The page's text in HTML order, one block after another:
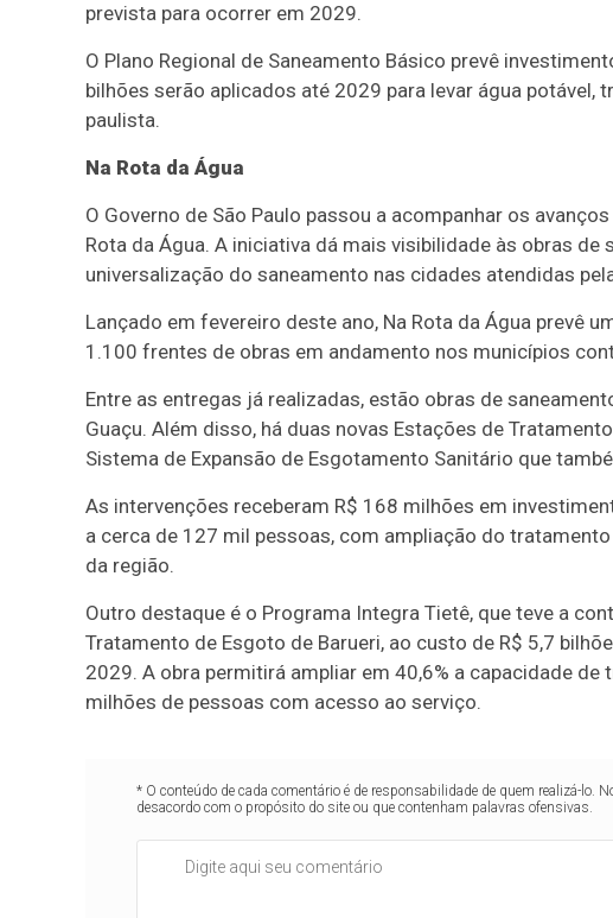
prevista para ocorrer em 2029.
O Plano Regional de Saneamento Básico prevê
bilhões serão aplicados até 2029 para levar água
paulista.
Na Rota da Água
O Governo de São Paulo passou a acompanhar os
Rota da Água. A iniciativa dá mais visibilidade às obras
universalização do saneamento nas cidades atendidas
Lançado em fevereiro deste ano, Na Rota da Água prevê
1.100 frentes de obras em andamento nos municípios
Entre as entregas já realizadas, estão obras de
Guaçu. Além disso, há duas novas Estações de
Sistema de Expansão de Esgotamento Sanitário que
As intervenções receberam R$ 168 milhões em
a cerca de 127 mil pessoas, com ampliação do
da região.
Outro destaque é o Programa Integra Tietê, que teve a
Tratamento de Esgoto de Barueri, ao custo de R$ 5,7
2029. A obra permitirá ampliar em 40,6% a capacidade
milhões de pessoas com acesso ao serviço.
* O conteúdo de cada comentário é de responsabilidade de quem realizá-lo.
desacordo com o propósito do site ou que contenham palavras ofensivas.